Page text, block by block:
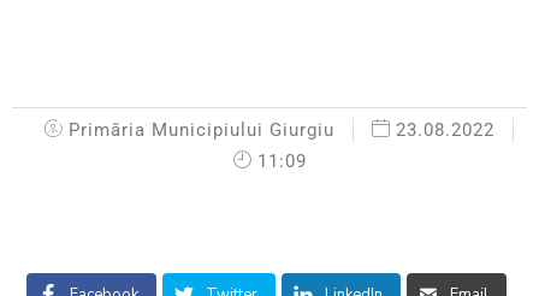
Primăria Municipiului Giurgiu
23.08.2022
11:09